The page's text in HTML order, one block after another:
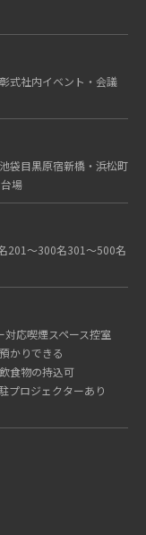
式社内イベント・会議
池袋目黒原宿新橋・浜松町
場
201〜300名301〜500名
対応喫煙スペース控室
かりできる
飲食物の持込可
プロジェクターあり